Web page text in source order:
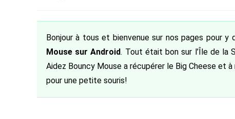
publication :
publication :
Bonjour à tous et bienvenue sur nos pages pour
Mouse sur Android. Tout était bon sur l’Île de la
Aidez Bouncy Mouse a récupérer le Big Cheese et
pour une petite souris!